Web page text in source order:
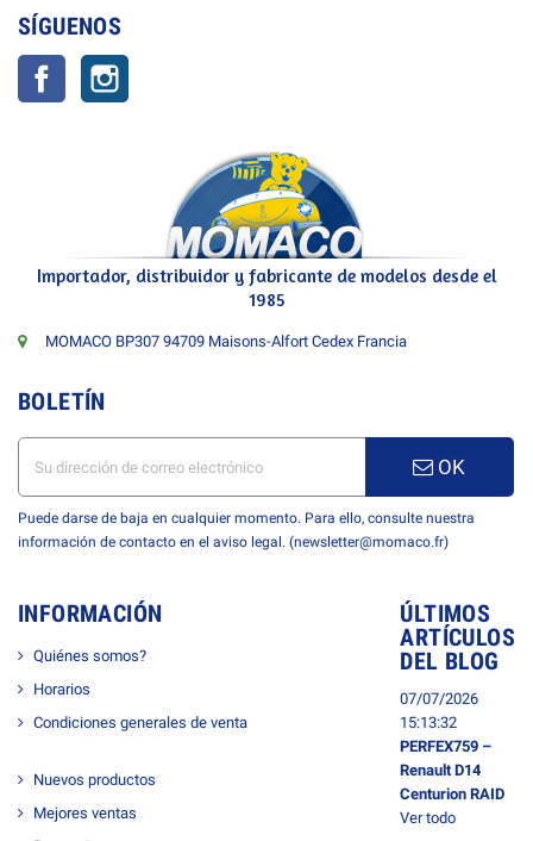
SÍGUENOS
Facebook
Importador, distribuidor y fabricante de modelos desde el
1985
MOMACO BP307 94709 Maisons-Alfort Cedex Francia
BOLETÍN
OK
Puede darse de baja en cualquier momento. Para ello, consulte nuestra
información de contacto en el aviso legal. (newsletter@momaco.fr)
INFORMACIÓN
Quiénes somos?
Horarios
Condiciones generales de venta
Nuevos productos
Mejores ventas
ÚLTIMOS
ARTÍCULOS
DEL BLOG
07/07/2026
15:13:32
PERFEX759 –
Renault D14
Centurion RAID
Ver todo